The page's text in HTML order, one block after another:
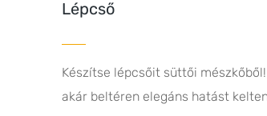
Lépcső
Készítse lépcsőit süttői
akár beltéren elegáns hatást